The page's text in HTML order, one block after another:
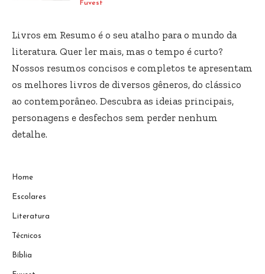
Fuvest
Livros em Resumo é o seu atalho para o mundo da
literatura. Quer ler mais, mas o tempo é curto?
Nossos resumos concisos e completos te apresentam
os melhores livros de diversos gêneros, do clássico
ao contemporâneo. Descubra as ideias principais,
personagens e desfechos sem perder nenhum
detalhe.
Home
Escolares
Literatura
Técnicos
Bíblia